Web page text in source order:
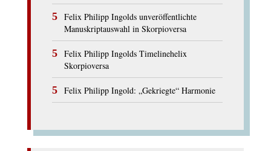
Felix Philipp Ingolds unveröffentlichte
Manuskriptauswahl in Skorpioversa
Felix Philipp Ingolds Timelinehelix
Skorpioversa
Felix Philipp Ingold: „Gekriegte“ Harmonie